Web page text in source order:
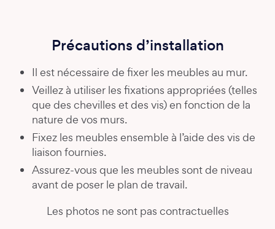
Précautions d’installation
Il est nécessaire de fixer les meubles au mur.
Veillez à utiliser les fixations appropriées (telles
que des chevilles et des vis) en fonction de la
nature de vos murs.
Fixez les meubles ensemble à l’aide des vis de
liaison fournies.
Assurez-vous que les meubles sont de niveau
avant de poser le plan de travail.
Les photos ne sont pas contractuelles